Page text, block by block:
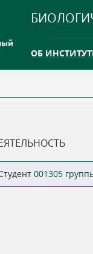
ОБ
001305